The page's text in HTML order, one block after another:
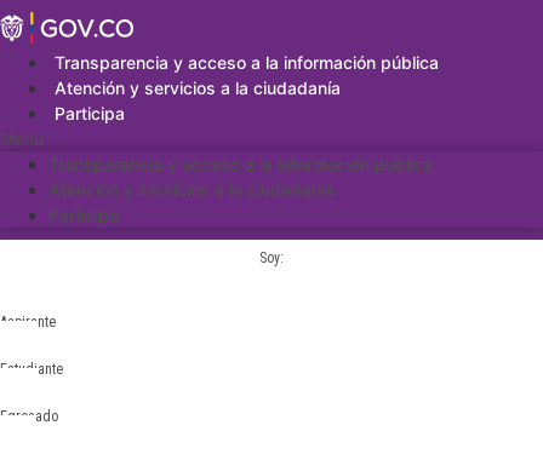
Saltar
al
contenidoTransparencia y acceso a la información pública
Atención y servicios a la ciudadanía
Participa
Menu
Transparencia y acceso a la información pública
Atención y servicios a la ciudadanía
Participa
Soy:
Aspirante
Estudiante
Egresado